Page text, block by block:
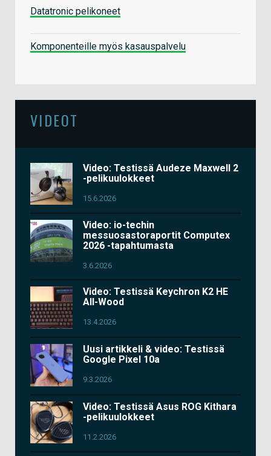
Datatronic pelikoneet
Komponenteille myös kasauspalvelu
VIDEOT
Video: Testissä Audeze Maxwell 2
-pelikuulokkeet
15.6.2026
Video: io-techin
messuosastoraportit Computex
2026 -tapahtumasta
3.6.2026
Video: Testissä Keychron K2 HE
All-Wood
13.4.2026
Uusi artikkeli & video: Testissä
Google Pixel 10a
9.3.2026
Video: Testissä Asus ROG Kithara
-pelikuulokkeet
11.2.2026